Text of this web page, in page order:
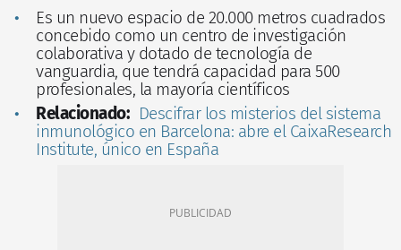
Es un nuevo espacio de 20.000 metros cuadrados
concebido como un centro de investigación
colaborativa y dotado de tecnología de
vanguardia, que tendrá capacidad para 500
profesionales, la mayoría científicos
Relacionado: Descifrar los misterios del sistema
inmunológico en Barcelona: abre el CaixaResearch
Institute, único en España